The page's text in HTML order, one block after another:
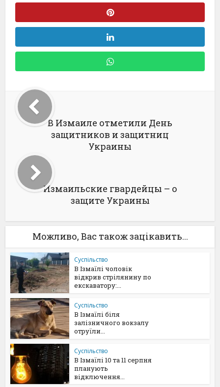
В Измаиле отметили День
защитников и защитниц
Украины
Измаильские гвардейцы – о
защите Украины
Можливо, Вас також зацікавить...
Суспільство
В Ізмаїлі чоловік
відкрив стрілянину по
екскаватору:...
Суспільство
В Ізмаїлі біля
залізничного вокзалу
отруїли...
Суспільство
В Ізмаїлі 10 та 11 серпня
планують
відключення...